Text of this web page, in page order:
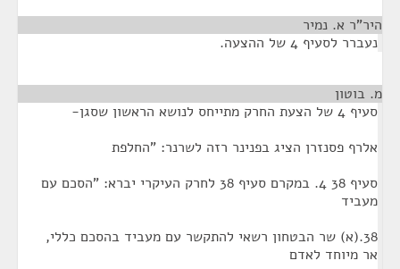
היר"ר א. נמיר
נעברר לסעיף 4 של ההצעה.
מ. בוטון
סעיף 4 של הצעת החרק מתייחס לנושא הראשון שסגן-
אלרף פסנזרן הציג בפנינר רזה לשרנר: "החלפת
סעיף 38 4. במקרם סעיף 38 לחרק העיקרי יברא: "הסכם עם
מעביד
38.(א) שר הבטחון רשאי להתקשר עם מעביד בהסכם כללי,
אר מיוחד לאדם